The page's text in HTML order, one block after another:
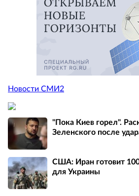
Новости СМИ2
"Пока Киев горел".
Зеленского после
США: Иран готовит
для Украины